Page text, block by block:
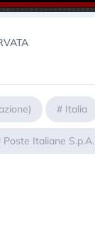
# Italia
Poste Italiane S.p.A.